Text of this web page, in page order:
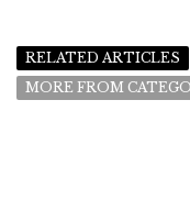
RELATED ARTICLES
MORE FROM